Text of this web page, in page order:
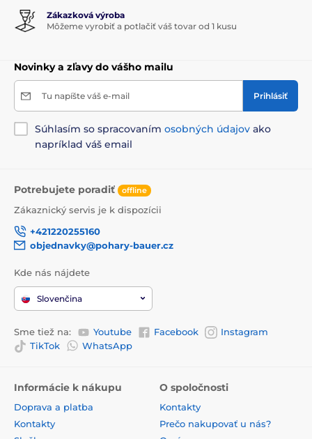
Zákazková výroba
Môžeme vyrobiť a potlačiť váš tovar od 1 kusu
Novinky a zľavy do vášho mailu
Tu napíšte váš e-mail Prihlásiť
Súhlasím so spracovaním osobných údajov ako
napríklad váš email
Potrebujete poradiť offline
Zákaznický servis je k dispozícii
+421220255160
objednavky@pohary-bauer.cz
Kde nás nájdete
Slovenčina
Sme tiež na: Youtube Facebook
Instagram
TikTok
WhatsApp
Informácie k nákupu
Doprava a platba
Kontakty
O spoločnosti
Kontakty
Prečo nakupovať u nás?